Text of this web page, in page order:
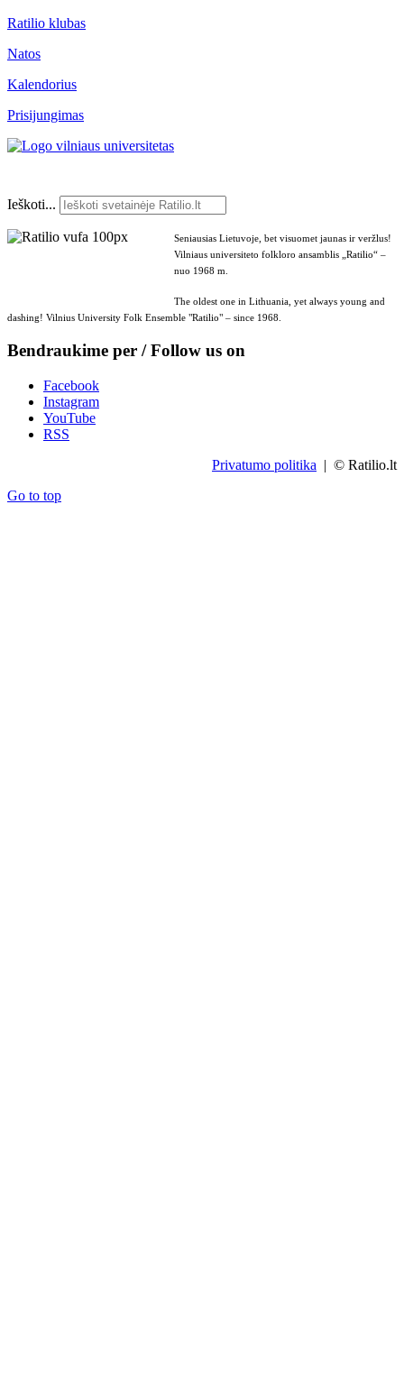
Ratilio klubas
Natos
Kalendorius
Prisijungimas
Ieškoti...
Seniausias Lietuvoje, bet visuomet jaunas ir veržlus!
Vilniaus universiteto folkloro ansamblis „Ratilio“ –
nuo 1968 m.
The oldest one in Lithuania, yet always young and
dashing! Vilnius University Folk Ensemble "Ratilio" – since 1968.
Bendraukime per / Follow us on
Facebook
Instagram
YouTube
RSS
Privatumo politika | © Ratilio.lt
Go to top